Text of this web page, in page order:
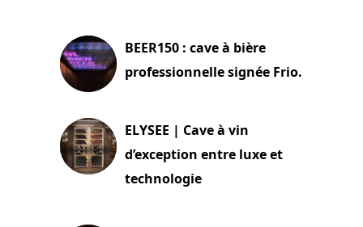
BEER150 : cave à bière
professionnelle signée Frio.
ELYSEE | Cave à vin
d’exception entre luxe et
technologie